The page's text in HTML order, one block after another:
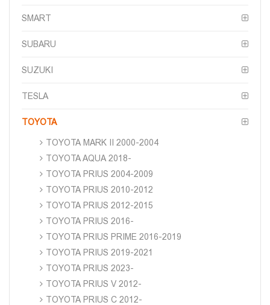
SMART
SUBARU
SUZUKI
TESLA
TOYOTA
TOYOTA MARK II 2000-2004
TOYOTA AQUA 2018-
TOYOTA PRIUS 2004-2009
TOYOTA PRIUS 2010-2012
TOYOTA PRIUS 2012-2015
TOYOTA PRIUS 2016-
TOYOTA PRIUS PRIME 2016-2019
TOYOTA PRIUS 2019-2021
TOYOTA PRIUS 2023-
TOYOTA PRIUS V 2012-
TOYOTA PRIUS C 2012-